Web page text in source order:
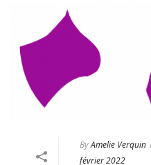
ByAmelie Verquin
février 2022